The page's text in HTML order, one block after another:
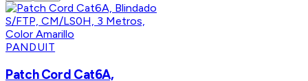
PANDUIT
Patch Cord Cat6A,